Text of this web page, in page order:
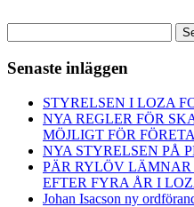
efter:
Senaste inläggen
STYRELSEN I LOZA
NYA REGLER FÖR
MÖJLIGT FÖR
NYA STYRELSEN PÅ
PÄR RYLÖV
EFTER FYRA ÅR I
Johan Isacson ny